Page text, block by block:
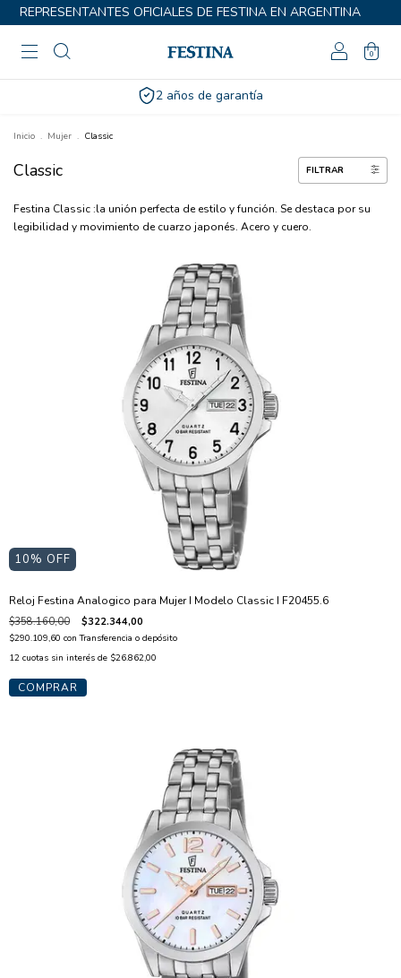
REPRESENTANTES OFICIALES DE FESTINA EN ARGENTINA
0
2 años de garantía
Inicio . Mujer . Classic
Classic FILTRAR
Festina Classic :la unión perfecta de estilo y función. Se destaca por su
legibilidad y movimiento de cuarzo japonés. Acero y cuero.
10% OFF
Reloj Festina Analogico para Mujer I Modelo Classic I F20455.6
$358.160,00 $322.344,00
$290.109,60 con Transferencia o depósito
12 cuotas sin interés de $26.862,00